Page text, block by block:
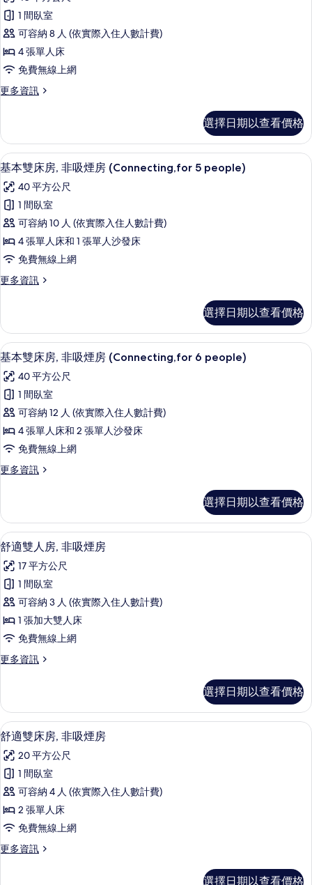
Room,for
5people)
的
所
相
房
(Twin
Room
+
Japanese
Room,for
5people)
基
本
雙
床
非
煙
房
(Connecting)
的
所
有
相
片
1 間臥室
可容納 8 人 (依實際入住人數計費)
4 張單人床
免費無線上網
更多資訊
更
雙
床
房,
吸
煙
房
(Connecting)
的
詳
情
選擇日期以查看價格
顯
示
基
本
雙
床
非
煙
房
(Connecting,for
5
people)
的
所
有
相
客房內保險箱、遮光布/窗簾、免費無
7
基本雙床房, 非吸煙房 (Connecting,for 5 people)
40 平方公尺
1 間臥室
可容納 10 人 (依實際入住人數計費)
4 張單人床和 1 張單人沙發床
免費無線上網
更多資訊
更
雙
床
房,
吸
煙
房
(Connecting,for
5
people)
的
詳
選擇日期以查看價格
顯
示
基
本
雙
床
非
煙
房
(Connecting,for
6
people)
的
所
有
相
客房內保險箱、遮光布/窗簾、免費無
7
基本雙床房, 非吸煙房 (Connecting,for 6 people)
40 平方公尺
1 間臥室
可容納 12 人 (依實際入住人數計費)
4 張單人床和 2 張單人沙發床
免費無線上網
更多資訊
更
雙
床
房,
吸
煙
房
(Connecting,for
6
people)
的
詳
選擇日期以查看價格
顯
示
舒
適
雙
人
非
煙
房
的
所
有
相
片
客房內保險箱、遮光布/窗簾、免費無
16
舒適雙人房, 非吸煙房
17 平方公尺
1 間臥室
可容納 3 人 (依實際入住人數計費)
1 張加大雙人床
免費無線上網
更多資訊
更
雙
人
房,
吸
煙
房
的
詳
情
選擇日期以查看價格
顯
示
舒
適
雙
床
非
客房內保險箱、遮光布/窗簾、免費無
15
舒適雙床房, 非吸煙房
20 平方公尺
1 間臥室
可容納 4 人 (依實際入住人數計費)
2 張單人床
免費無線上網
更多資訊
更
選擇日期以查看價格